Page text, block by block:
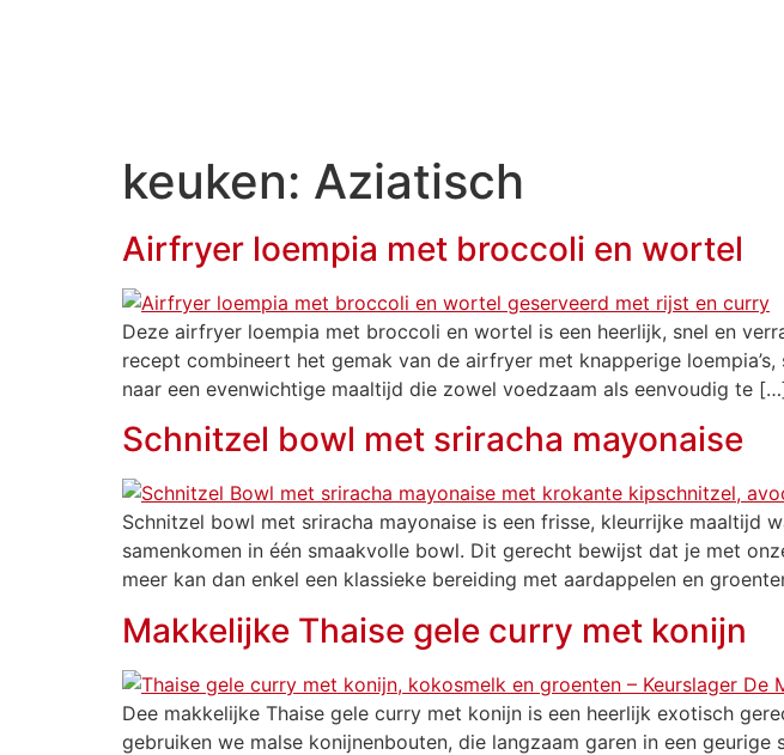
keuken: Aziatisch
Airfryer loempia met broccoli en wortel
Deze airfryer loempia met broccoli en wortel is een heerlijk, snel en
recept combineert het gemak van de airfryer met knapperige
naar een evenwichtige maaltijd die zowel voedzaam als eenvoudig te
Schnitzel bowl met sriracha mayonaise
Schnitzel bowl met sriracha mayonaise is een frisse, kleurrijke
samenkomen in één smaakvolle bowl. Dit gerecht bewijst dat je met
meer kan dan enkel een klassieke bereiding met aardappelen en
Makkelijke Thaise gele curry met konijn
Dee makkelijke Thaise gele curry met konijn is een heerlijk exotisch
gebruiken we malse konijnenbouten, die langzaam garen in een